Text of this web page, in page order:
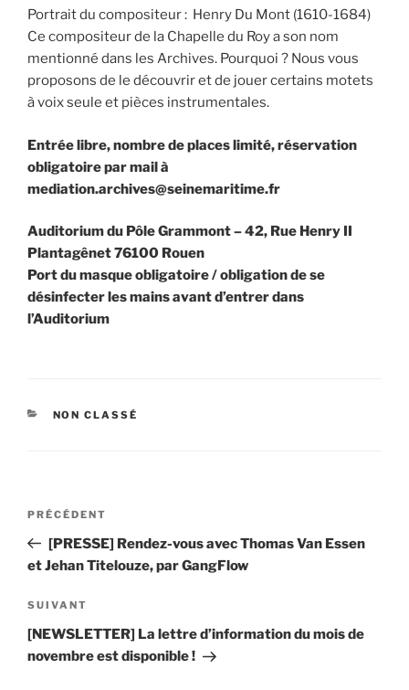
Portrait du compositeur : Henry Du Mont (1610-1684)
Ce compositeur de la Chapelle du Roy a son nom
mentionné dans les Archives. Pourquoi ? Nous vous
proposons de le découvrir et de jouer certains motets
à voix seule et pièces instrumentales.
Entrée libre, nombre de places limité, réservation
obligatoire par mail à
mediation.archives@seinemaritime.fr
Auditorium du Pôle Grammont – 42, Rue Henry II
Plantagênet 76100 Rouen
Port du masque obligatoire / obligation de se
désinfecter les mains avant d’entrer dans
l’Auditorium
CATÉGORIES
NON CLASSÉ
Navigation
l’article
Article
précédent
PRÉCÉDENT
[PRESSE] Rendez-vous avec Thomas Van Essen
et Jehan Titelouze, par GangFlow
Article
suivant
SUIVANT
[NEWSLETTER] La lettre d’information du mois de
novembre est disponible !